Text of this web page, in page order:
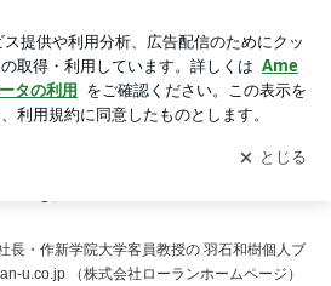
ブログの更新通知
を受け取りまし
開く
長・作新学院大学客員教授の 羽石和樹個人ブ
（株式会社ローランホームページ）